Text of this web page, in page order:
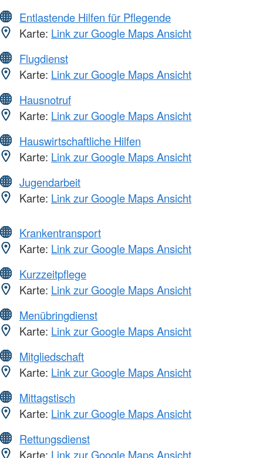
Entlastende Hilfen für Pflegende
Karte: Link zur Google Maps Ansicht
Flugdienst
Karte: Link zur Google Maps Ansicht
Hausnotruf
Karte: Link zur Google Maps Ansicht
Hauswirtschaftliche Hilfen
Karte: Link zur Google Maps Ansicht
Jugendarbeit
Karte: Link zur Google Maps Ansicht
Krankentransport
Karte: Link zur Google Maps Ansicht
Kurzzeitpflege
Karte: Link zur Google Maps Ansicht
Menübringdienst
Karte: Link zur Google Maps Ansicht
Mitgliedschaft
Karte: Link zur Google Maps Ansicht
Mittagstisch
Karte: Link zur Google Maps Ansicht
Rettungsdienst
Karte: Link zur Google Maps Ansicht